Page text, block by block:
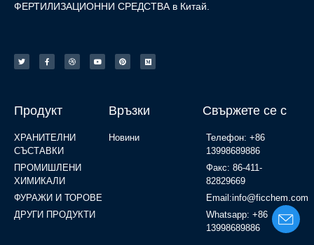
ФЕРТИЛИЗАЦИОННИ СРЕДСТВА в Китай.
Продукт
ХРАНИТЕЛНИ
СЪСТАВКИ
ПРОМИШЛЕНИ
ХИМИКАЛИ
ФУРАЖИ И ТОРОВЕ
ДРУГИ ПРОДУКТИ
Връзки
Новини
Свържете се с
Телефон: +86
13998689886
Факс: 86-411-
82829669
Email:info@ficchem.com
Whatsapp: +86
13998689886